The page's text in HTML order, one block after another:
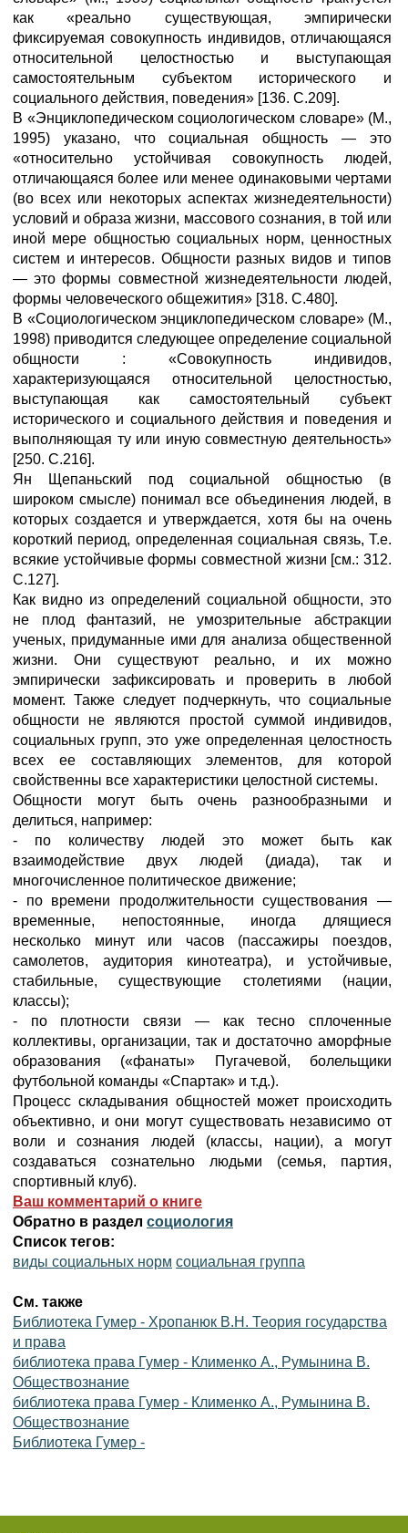
как «реально существующая, эмпирически
фиксируемая совокупность индивидов, отличающаяся
относительной целостностью и выступающая
самостоятельным субъектом исторического и
социального действия, поведения» [136. С.209].
В «Энциклопедическом социологическом словаре» (М.,
1995) указано, что социальная общность — это
«относительно устойчивая совокупность людей,
отличающаяся более или менее одинаковыми чертами
(во всех или некоторых аспектах жизнедеятельности)
условий и образа жизни, массового сознания, в той или
иной мере общностью социальных норм, ценностных
систем и интересов. Общности разных видов и типов
— это формы совместной жизнедеятельности людей,
формы человеческого общежития» [318. С.480].
В «Социологическом энциклопедическом словаре» (М.,
1998) приводится следующее определение социальной
общности : «Совокупность индивидов,
характеризующаяся относительной целостностью,
выступающая как самостоятельный субъект
исторического и социального действия и поведения и
выполняющая ту или иную совместную деятельность»
[250. С.216].
Ян Щепаньский под социальной общностью (в
широком смысле) понимал все объединения людей, в
которых создается и утверждается, хотя бы на очень
короткий период, определенная социальная связь, Т.е.
всякие устойчивые формы совместной жизни [см.: 312.
С.127].
Как видно из определений социальной общности, это
не плод фантазий, не умозрительные абстракции
ученых, придуманные ими для анализа общественной
жизни. Они существуют реально, и их можно
эмпирически зафиксировать и проверить в любой
момент. Также следует подчеркнуть, что социальные
общности не являются простой суммой индивидов,
социальных групп, это уже определенная целостность
всех ее составляющих элементов, для которой
свойственны все характеристики целостной системы.
Общности могут быть очень разнообразными и
делиться, например:
- по количеству людей это может быть как
взаимодействие двух людей (диада), так и
многочисленное политическое движение;
- по времени продолжительности существования —
временные, непостоянные, иногда длящиеся
несколько минут или часов (пассажиры поездов,
самолетов, аудитория кинотеатра), и устойчивые,
стабильные, существующие столетиями (нации,
классы);
- по плотности связи — как тесно сплоченные
коллективы, организации, так и достаточно аморфные
образования («фанаты» Пугачевой, болельщики
футбольной команды «Спартак» и т.д.).
Процесс складывания общностей может происходить
объективно, и они могут существовать независимо от
воли и сознания людей (классы, нации), а могут
создаваться сознательно людьми (семья, партия,
спортивный клуб).
Ваш комментарий о книге
Обратно в раздел социология
Список тегов:
виды социальных норм социальная группа
См. также
Библиотека Гумер - Хропанюк В.Н. Теория государства
и права
библиотека права Гумер - Клименко А., Румынина В.
Обществознание
библиотека права Гумер - Клименко А., Румынина В.
Обществознание
Библиотека Гумер -